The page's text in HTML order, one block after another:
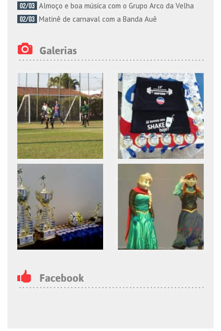
02/03 Almoço e boa música com o Grupo Arco da Velha
02/03 Matinê de carnaval com a Banda Auê
Galerias
Facebook